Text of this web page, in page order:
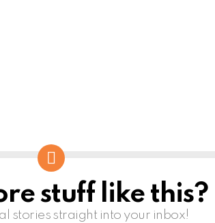
stuff like this?
stories straight into your inbox!